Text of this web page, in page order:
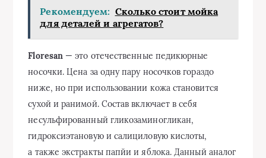
Рекомендуем: Сколько стоит мойка
для деталей и агрегатов?
Floresan — это отечественные педикюрные
носочки. Цена за одну пару носочков гораздо
ниже, но при использовании кожа становится
сухой и ранимой. Состав включает в себя
несульфированный гликозаминогликан,
гидроксиэтановую и салициловую кислоты,
а также экстракты папйи и яблока. Данный аналог